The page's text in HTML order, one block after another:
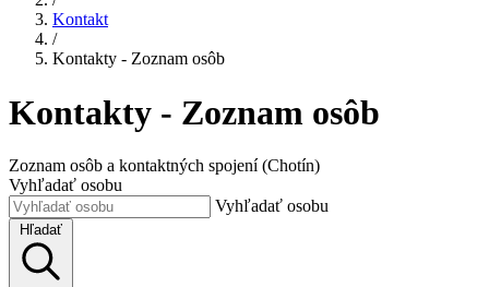
Kontakt
/
Kontakty - Zoznam osôb
Kontakty - Zoznam osôb
Zoznam osôb a kontaktných spojení (Chotín)
Vyhľadať osobu
Vyhľadať osobu
Hľadať